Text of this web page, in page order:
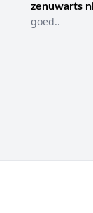
zenuwarts
goed..